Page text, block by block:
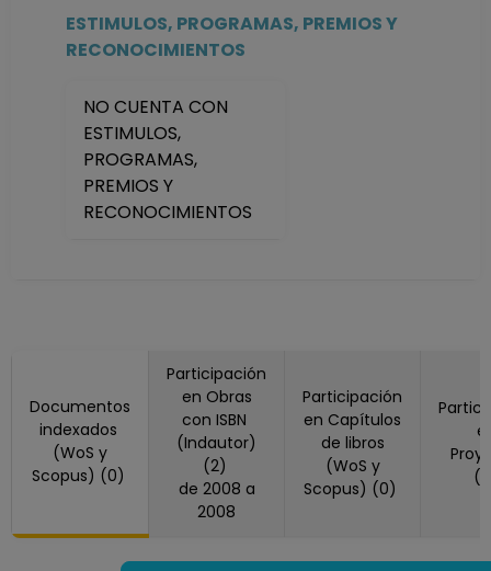
Facultad de
ESTIMULOS, PROGRAMAS, PREMIOS Y
RECONOCIMIENTOS
NO CUENTA CON
ESTIMULOS,
PROGRAMAS,
PREMIOS Y
RECONOCIMIENTOS
Documentos
indexados
(WoS y
Scopus) (0)
Participación
en Obras
con ISBN
(Indautor)
(2)
de 2008 a
2008
Participación
en Capítulos
de libros
(WoS y
Scopus) (0)